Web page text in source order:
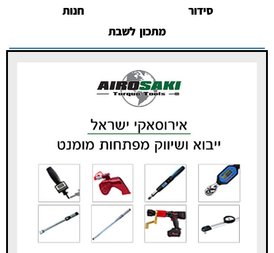
סידור
חנות
מתכון לשבת